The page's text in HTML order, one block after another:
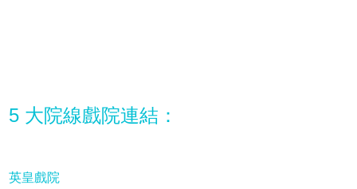
5 大院線戲院連結：
英皇戲院